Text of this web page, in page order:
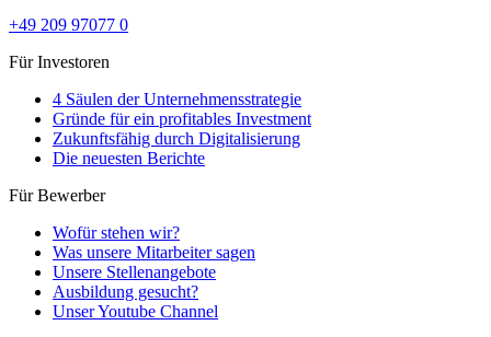
+49 209 97077 0
Für Investoren
4 Säulen der Unternehmensstrategie
Gründe für ein profitables Investment
Zukunftsfähig durch Digitalisierung
Die neuesten Berichte
Für Bewerber
Wofür stehen wir?
Was unsere Mitarbeiter sagen
Unsere Stellenangebote
Ausbildung gesucht?
Unser Youtube Channel